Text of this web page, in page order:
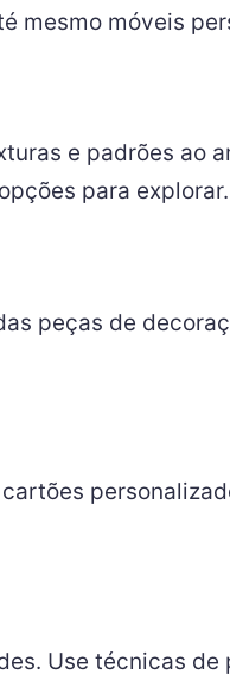
mesmo móveis
e padrões ao
para explorar.
peças de
Use técnicas